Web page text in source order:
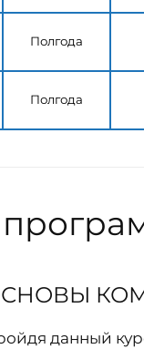
Полгода
Полгода
данный